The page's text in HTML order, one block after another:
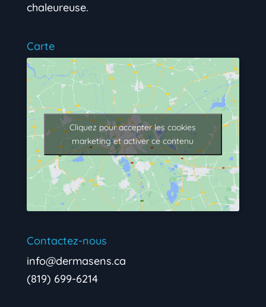
chaleureuse.
Carte
Cliquez pour accepter les cookies
marketing et activer ce contenu
Contactez-nous
info@dermasens.ca
(819) 699-6214